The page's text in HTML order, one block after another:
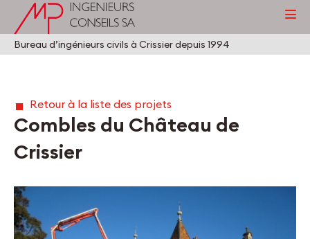
Bureau d’ingénieurs civils à Crissier depuis 1994
Retour à la liste des projets
Combles du Château de
Crissier